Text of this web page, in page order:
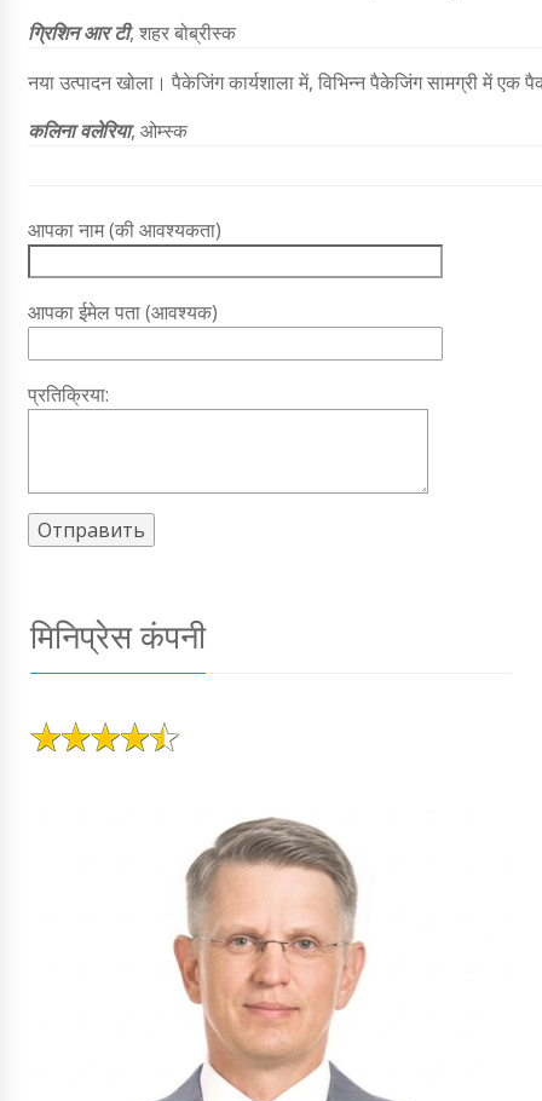
ग्रिशिन आर टी, शहर बोब्रीस्क
नया उत्पादन खोला। पैकेजिंग कार्यशाला में, विभिन्न पैकेजिंग सामग्री में
कलिना वलेरिया, ओम्स्क
आपका नाम (की आवश्यकता)
आपका ईमेल पता (आवश्यक)
प्रतिक्रिया:
मिनिप्रेस कंपनी